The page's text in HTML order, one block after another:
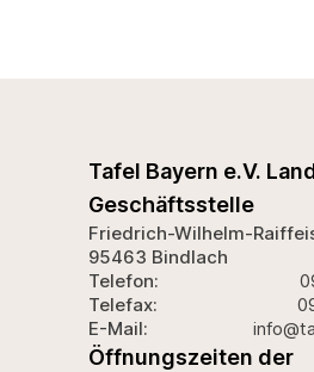
Tafel Bayern e.V.
Geschäftsstelle
Friedrich-Wilhelm-
95463 Bindlach
Telefon:
Telefax:
E-Mail:
Öffnungszeiten der